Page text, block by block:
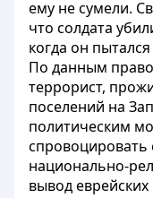
ему не сумели.
что солдата
когда он
По данным
террорист,
поселений на
политическим
спровоцировать
национально-
вывод еврейских